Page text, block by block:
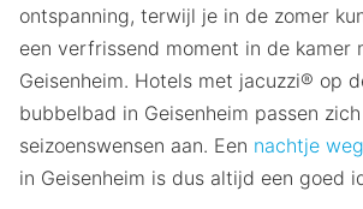
ontspanning, terwijl je in de zomer
een verfrissend moment in de kamer
Geisenheim. Hotels met jacuzzi® op
bubbelbad in Geisenheim passen
seizoenswensen aan. Een nachtje weg
in Geisenheim is dus altijd een goed